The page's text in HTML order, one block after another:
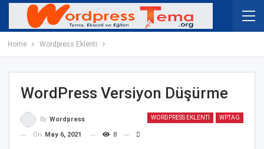
Home Wordpress Eklenti
WordPress Versiyon Düşürme
WORDPRESS EKLENTI WPTAG
By Wordpress
On
May 6, 2021 8